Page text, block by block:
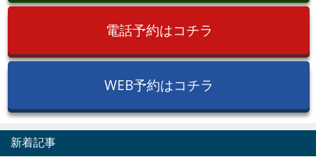
電話予約はコチラ
WEB予約はコチラ
新着記事